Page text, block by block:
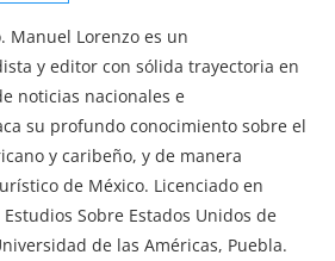
Manuel Lorenzo es un
y editor con sólida trayectoria en
noticias nacionales e
su profundo conocimiento sobre el
y caribeño, y de manera
de México. Licenciado en
Sobre Estados Unidos de
de las Américas, Puebla.